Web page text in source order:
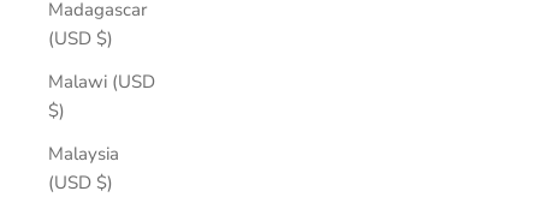
Madagascar
(USD $)
Malawi (USD
$)
Malaysia
(USD $)